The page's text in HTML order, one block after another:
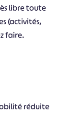
libre toute
(activités,
faire.
réduite